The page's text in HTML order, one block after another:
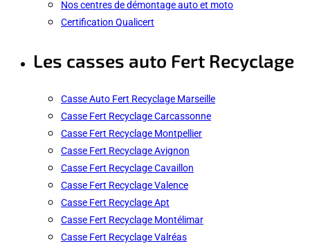
Nos centres de démontage auto et moto
Certification Qualicert
Les casses auto Fert Recyclage
Casse Auto Fert Recyclage Marseille
Casse Fert Recyclage Carcassonne
Casse Fert Recyclage Montpellier
Casse Fert Recyclage Avignon
Casse Fert Recyclage Cavaillon
Casse Fert Recyclage Valence
Casse Fert Recyclage Apt
Casse Fert Recyclage Montélimar
Casse Fert Recyclage Valréas